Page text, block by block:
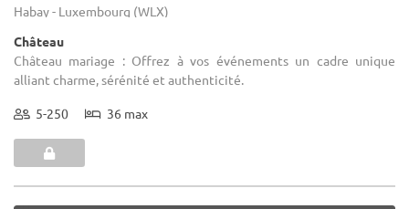
Habay - Luxembourg (WLX)
Château
Château mariage : Offrez à vos événements un cadre unique
alliant charme, sérénité et authenticité.
5-250 36 max